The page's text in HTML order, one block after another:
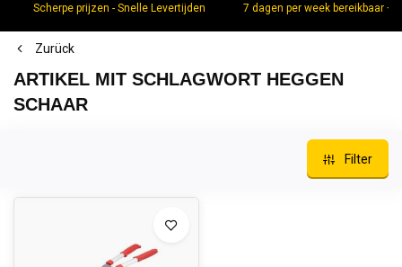
Scherpe prijzen - Snelle Levertijden 7 dagen per week bereikbaar
Zurück
ARTIKEL MIT SCHLAGWORT HEGGEN
SCHAAR
Filter